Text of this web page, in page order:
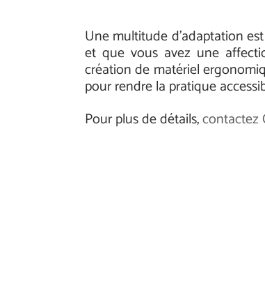
Une multitude d’adaptation
et que vous avez une
création de matériel
pour rendre la pratique
Pour plus de détails,contactez